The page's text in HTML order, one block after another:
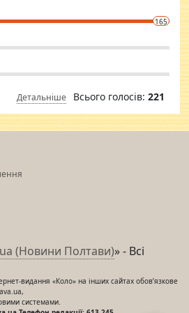
Mirchandani health and figure
fit and regularly go to the health165
Детальніше Всього голосів: 221
(Новини Полтави)» - Всі
видання «Коло» на інших сайтах обов’язкове
системами.